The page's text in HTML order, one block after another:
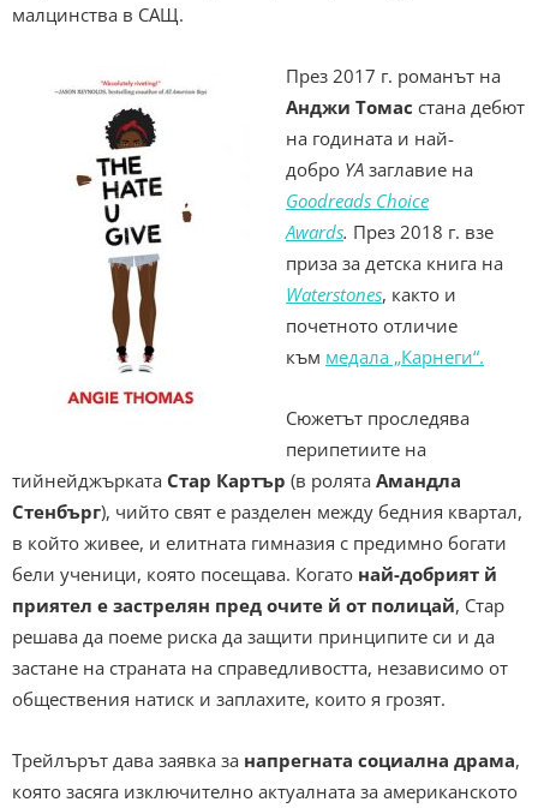
малцинства в САЩ.
През 2017 г. романът на
Анджи Томас стана дебют
на годината и най-
добро YA заглавие на
Goodreads Choice
Awards. През 2018 г. взе
приза за детска книга на
Waterstones, както и
почетното отличие
към медала „Карнеги“.
Сюжетът проследява
перипетиите на
тийнейджърката Стар Картър (в ролята Амандла
Стенбърг), чийто свят е разделен между бедния квартал,
в който живее, и елитната гимназия с предимно богати
бели ученици, която посещава. Когато най-добрият й
приятел е застрелян пред очите й от полицай, Стар
решава да поеме риска да защити принципите си и да
застане на страната на справедливостта, независимо от
обществения натиск и заплахите, които я грозят.
Трейлърът дава заявка за напрегната социална драма,
която засяга изключително актуалната за американското